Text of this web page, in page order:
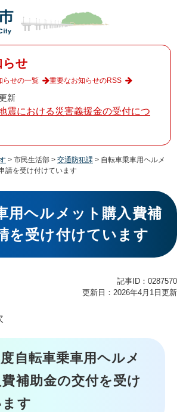
せ
新
震における災害義援金の受付につ
らせの一覧 重要なお知らせのRSS
> 市民生活部 > 交通防犯課 > 自転車乗車用ヘルメ
請を受け付けています
用ヘルメット購入費補
を受け付けています
記事ID：0287570
更新日：2026年4月1日更新
自転車乗車用ヘルメ
補助金の交付を受け
す